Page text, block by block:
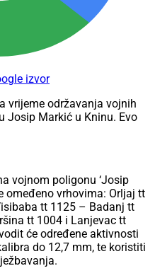
izvor
vrijeme održavanja vojnih
Josip Markić u Kninu. Evo
vojnom poligonu ‘Josip
omeđeno vrhovima: Orljaj tt
tt 1125 – Badanj tt
tt 1004 i Lanjevac tt
će određene aktivnosti
do 12,7 mm, te koristiti